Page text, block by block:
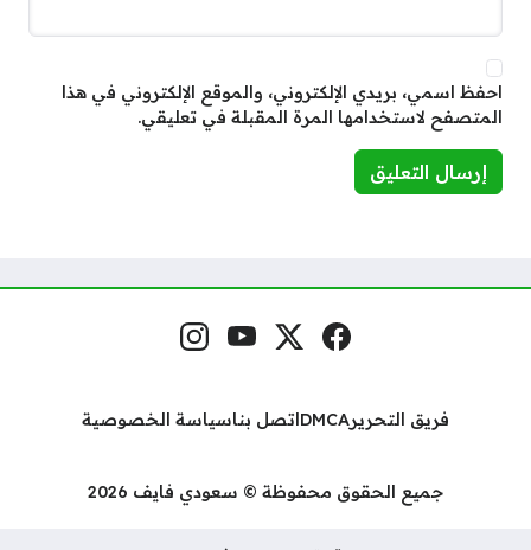
احفظ اسمي، بريدي الإلكتروني، والموقع الإلكتروني في هذا
المتصفح لاستخدامها المرة المقبلة في تعليقي.
مواقع التواصل فيسبوكمنصة إكس
يوتيوبإنستغرام
فريق التحريرDMCAاتصل بناسياسة الخصوصية
جميع الحقوق محفوظة © سعودي فايف 2026